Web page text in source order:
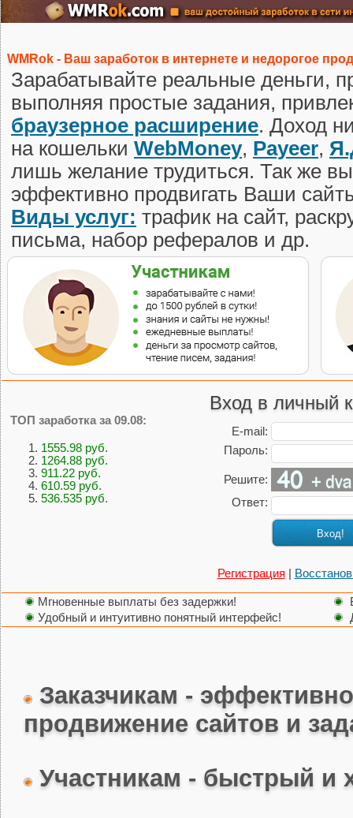
WMRok - Ваш заработок в интернете и недорогое
Зарабатывайте реальные деньги,
выполняя простые задания,
браузерное расширение. Доход
на кошельки WebMoney, Payeer,
лишь желание трудиться. Так же
эффективно продвигать Ваши
Виды услуг: трафик на сайт,
письма, набор рефералов и др.
Вход в личный
ТОП заработка за 09.08:
1. 1555.98 руб.
2. 1264.88 руб.
3. 911.22 руб.
4. 610.59 руб.
5. 536.535 руб.
E-mail:
Пароль:
Решите:
Ответ:
Вход!
Регистрация
Мгновенные выплаты без задержки!
Удобный и интуитивно понятный интерфейс!
Заказчикам -
продвижение сайтов и
Участникам - быстрый и